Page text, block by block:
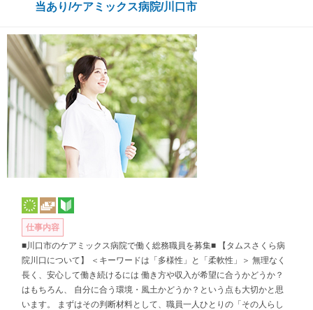
当あり/ケアミックス病院/川口市
仕事内容
■川口市のケアミックス病院で働く総務職員を募集■ 【タムスさくら病
院川口について】 ＜キーワードは「多様性」と「柔軟性」＞ 無理なく
長く、安心して働き続けるには 働き方や収入が希望に合うかどうか？
はもちろん、 自分に合う環境・風土かどうか？という点も大切かと思
います。 まずはその判断材料として、職員一人ひとりの「その人らし